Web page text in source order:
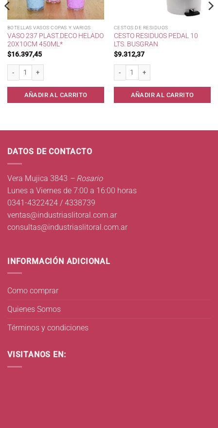
BOTELLAS VASOS COPAS Y VARIOS
VASO 237 PLAST.DECO HELADO
20X10CM 450ML*
$16.397,45
Vaso 237 Plast.Deco Helado 20x10cm 450ml* cantidad
AÑADIR AL CARRITO
CESTOS DE RESIDUOS
CESTO RESIDUOS PEDAL 10
LTS. BUSGRAN
$9.312,37
Cesto Residuos Pedal 10 lts. Busgran
AÑADIR AL CARRITO
DATOS DE CONTACTO
Vera Mujica 3843 – Rosario
Lunes a Viernes de 7:00 a 16:00 horas
0341-4322424 / 4338739
ventas@industriaslitoral.com.ar
consultas@industriaslitoral.com.ar
INFORMACIÓN ADICIONAL
Como comprar
Quienes Somos
Términos y condiciones
VISITANOS EN: